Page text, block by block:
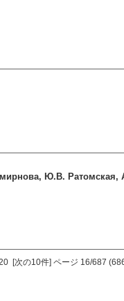
Ю.В.
[次の10件] ページ 16/687